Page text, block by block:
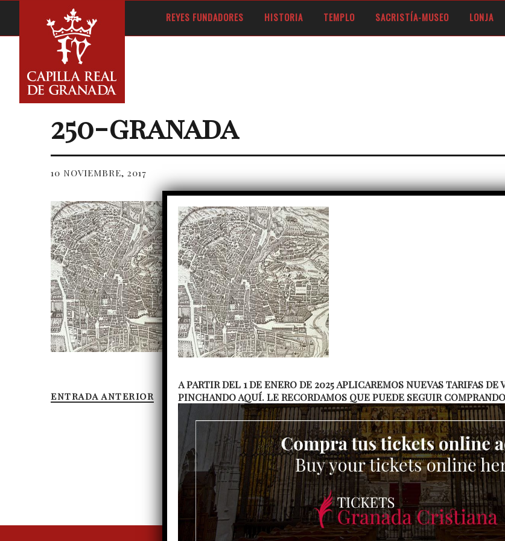
Capilla Real de Granada
LA CAPILLA REAL ALBERGA LOS RESTOS MORTALES DE ISABEL I DE CASTILLA Y DE FERNANDO V DE ARAGÓN, LOS REYES CATÓLICOS
REYES FUNDADORES HISTORIA TEMPLO SACRISTÍA-MUSEO LONJA
250-granada
10 NOVIEMBRE, 2017
ENTRADA ANTERIOR
A PARTIR DEL 1 DE ENERO DE 2025 APLICAREMOS NUEVAS TARIFAS
PINCHANDO AQUÍ. LE RECORDAMOS QUE PUEDE SEGUIR